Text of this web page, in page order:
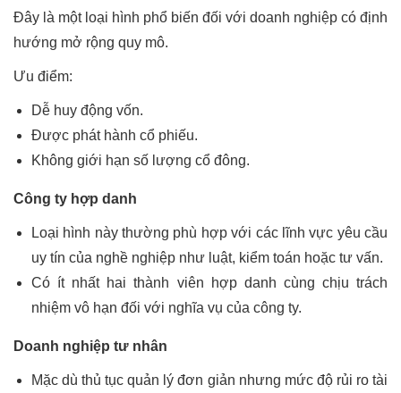
Đây là một loại hình phổ biến đối với doanh nghiệp có định
hướng mở rộng quy mô.
Ưu điểm:
Dễ huy động vốn.
Được phát hành cổ phiếu.
Không giới hạn số lượng cổ đông.
Công ty hợp danh
Loại hình này thường phù hợp với các lĩnh vực yêu cầu
uy tín của nghề nghiệp như luật, kiểm toán hoặc tư vấn.
Có ít nhất hai thành viên hợp danh cùng chịu trách
nhiệm vô hạn đối với nghĩa vụ của công ty.
Doanh nghiệp tư nhân
Mặc dù thủ tục quản lý đơn giản nhưng mức độ rủi ro tài